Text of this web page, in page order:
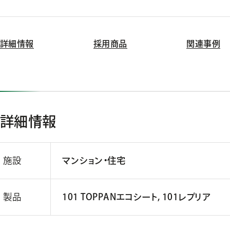
詳細情報 採用商品 関連事例
詳細情報
施設 マンション・住宅
製品 101 TOPPANエコシート, 101レプリア